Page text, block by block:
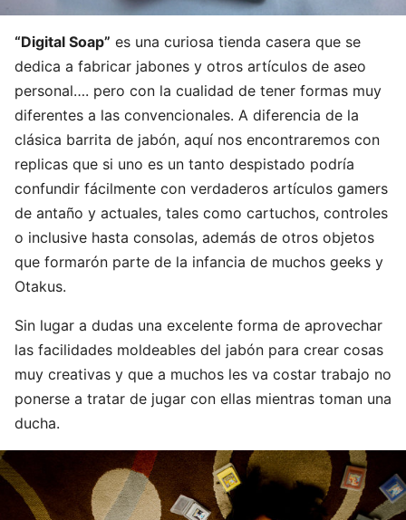
“Digital Soap” es una curiosa tienda casera que se
dedica a fabricar jabones y otros artículos de aseo
personal…. pero con la cualidad de tener formas muy
diferentes a las convencionales. A diferencia de la
clásica barrita de jabón, aquí nos encontraremos con
replicas que si uno es un tanto despistado podría
confundir fácilmente con verdaderos artículos gamers
de antaño y actuales, tales como cartuchos, controles
o inclusive hasta consolas, además de otros objetos
que formarón parte de la infancia de muchos geeks y
Otakus.
Sin lugar a dudas una excelente forma de aprovechar
las facilidades moldeables del jabón para crear cosas
muy creativas y que a muchos les va costar trabajo no
ponerse a tratar de jugar con ellas mientras toman una
ducha.